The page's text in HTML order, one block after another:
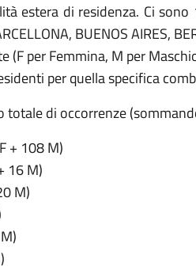
estera di residenza. Ci
BUENOS AIRES,
(F per Femmina, M per
per quella specifica
totale di occorrenze
+ 108 M)
16 M)
M)